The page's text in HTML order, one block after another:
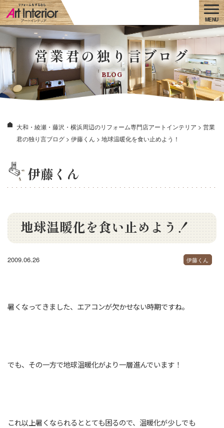
営業君の独り言ブログ
BLOG
大和・綾瀬・藤沢・横浜周辺のリフォーム専門店アートインテリア > 営業
君の独り言ブログ > 伊藤くん > 地球温暖化を食い止めよう！
伊藤くん
地球温暖化を食い止めよう！
2009.06.26 伊藤くん
暑くなってきました、エアコンが欠かせない時期ですね。
でも、その一方で地球温暖化がより一層進んでいます！
これ以上暑くなられるととても困るので、温暖化が少しでも